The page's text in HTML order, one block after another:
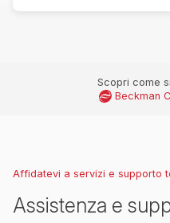
Scopri come
Beckman
Affidatevi a servizi e supporto
Assistenza e